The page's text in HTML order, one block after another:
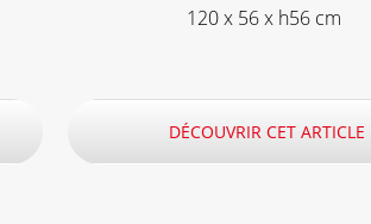
120 x 56 x h56 cm
DÉCOUVRIR CET ARTICLE